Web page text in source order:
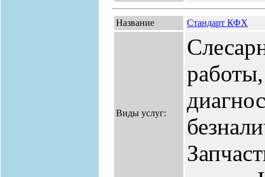
Название Стандарт КФХ
Виды услуг: